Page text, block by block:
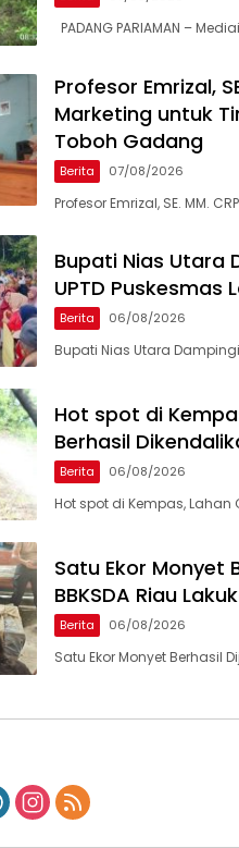
PADANG PARIAMAN –
Profesor Emrizal,
Marketing untuk
Toboh Gadang
Berita 07/08/2026
Profesor Emrizal, SE. MM.
Bupati Nias Utara
UPTD Puskesmas
Berita 06/08/2026
Bupati Nias Utara
Hot spot di
Berhasil
Berita 06/08/2026
Hot spot di Kempas, Lahan
Satu Ekor Monyet
BBKSDA Riau
Berita 06/08/2026
Satu Ekor Monyet Berhasil